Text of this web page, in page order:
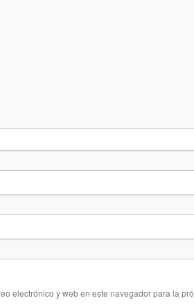
electrónico y web en este navegador para la